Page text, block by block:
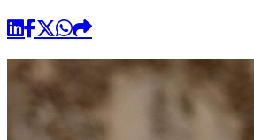
Universidad de Chile
Sustentabilidad